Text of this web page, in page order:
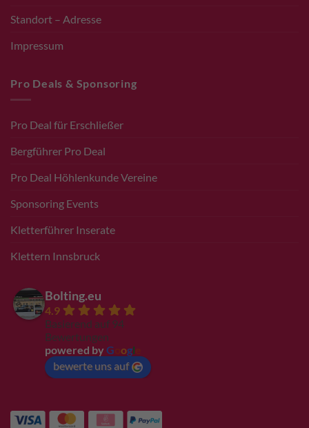
Standort – Adresse
Impressum
Pro Deals & Sponsoring
Pro Deal für Erschließer
Bergführer Pro Deal
Pro Deal Höhlenkunde Vereine
Sponsoring Events
Kletterführer Inserate
Klettern Innsbruck
Bolting.eu
4.9
Basierend auf 94
Bewertungen
powered by G ogl
bewerte uns auf